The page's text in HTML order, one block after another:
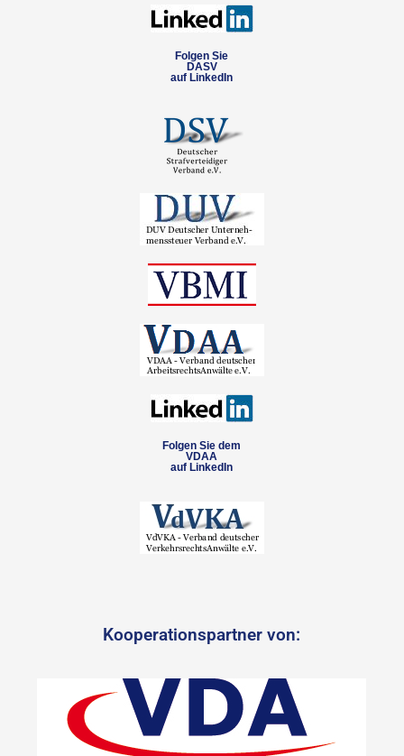
Folgen Sie
DASV
auf LinkedIn
Folgen Sie dem
VDAA
auf LinkedIn
Kooperationspartner von: